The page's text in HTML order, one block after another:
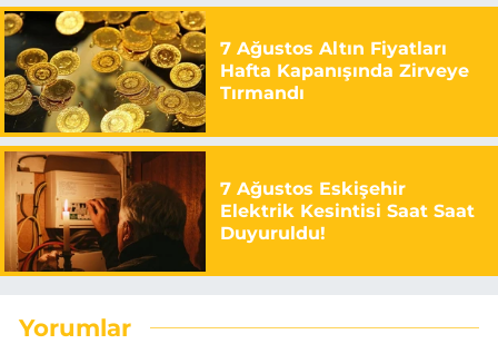
7 Ağustos Altın Fiyatları
Hafta Kapanışında Zirveye
Tırmandı
7 Ağustos Eskişehir
Elektrik Kesintisi Saat Saat
Duyuruldu!
Yorumlar